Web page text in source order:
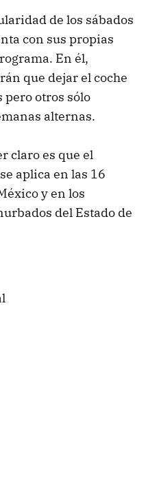
de los sábados
con sus propias
En él,
que dejar el coche
pero otros sólo
alternas.
claro es que el
aplica en las 16
y en los
del Estado de